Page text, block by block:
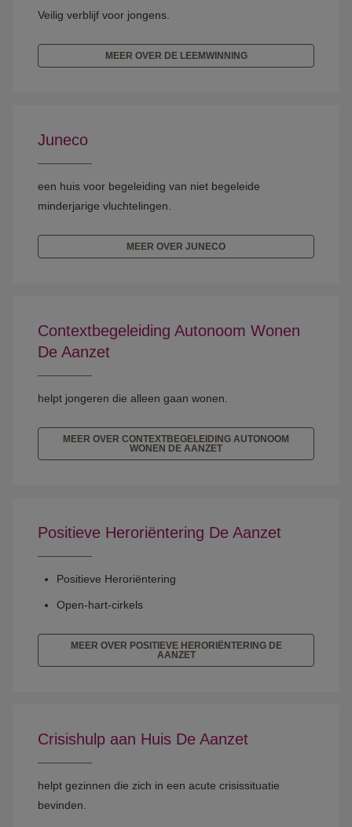
Veilig verblijf voor jongens.
MEER OVER DE LEEMWINNING
Juneco
een huis voor begeleiding van niet begeleide
minderjarige vluchtelingen.
MEER OVER JUNECO
Contextbegeleiding Autonoom Wonen
De Aanzet
helpt jongeren die alleen gaan wonen.
MEER OVER CONTEXTBEGELEIDING AUTONOOM
WONEN DE AANZET
Positieve Heroriëntering De Aanzet
Positieve Heroriëntering
Open-hart-cirkels
MEER OVER POSITIEVE HERORIËNTERING DE
AANZET
Crisishulp aan Huis De Aanzet
helpt gezinnen die zich in een acute crisissituatie
bevinden.